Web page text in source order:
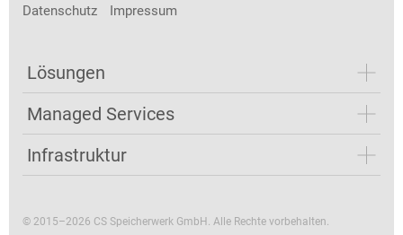
Datenschutz Impressum
Lösungen
Managed Services
Infrastruktur
© 2015–2026 CS Speicherwerk GmbH. Alle Rechte vorbehalten.